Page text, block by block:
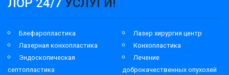
ЛОР 24/7 УСЛУГИ!
Блефаропластика
Лазер хирургия центр
Лазерная конхопластика
Конхопластика
Эндоскопическая
септопластика
Лечение
доброкачественных опухолей